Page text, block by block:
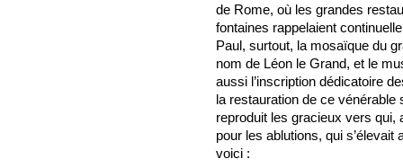
de Rome, où les grandes
fontaines rappelaient
Paul, surtout, la mosaïque du
nom de Léon le Grand, et le
aussi l’inscription dédicatoire
la restauration de ce
reproduit les gracieux vers qui,
pour les ablutions, qui s’élevait
voici :